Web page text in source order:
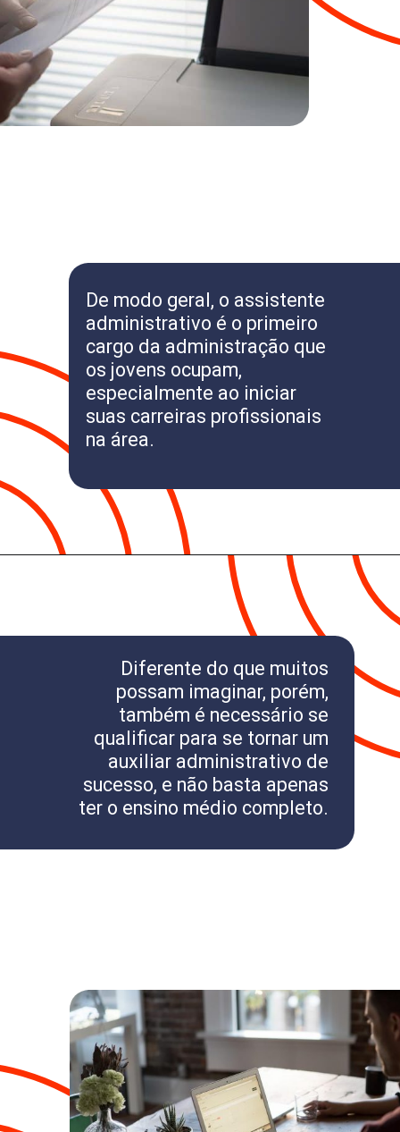
De modo geral, o assistente
administrativo é o primeiro
cargo da administração que
os jovens ocupam,
especialmente ao iniciar
suas carreiras profissionais
na área.
Diferente do que muitos
possam imaginar, porém,
também é necessário se
qualificar para se tornar um
auxiliar administrativo de
sucesso, e não basta apenas
ter o ensino médio completo.